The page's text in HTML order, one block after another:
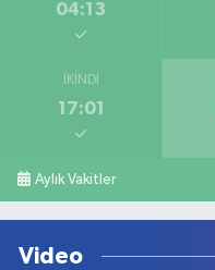
04:13
İKINDI
17:01
Aylık Vakitler
Video